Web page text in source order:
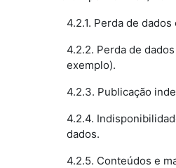
4.2.1. Perda de
4.2.2. Perda de
exemplo).
4.2.3. Publicação
4.2.4.
dados.
4.2.5. Conteúdos e